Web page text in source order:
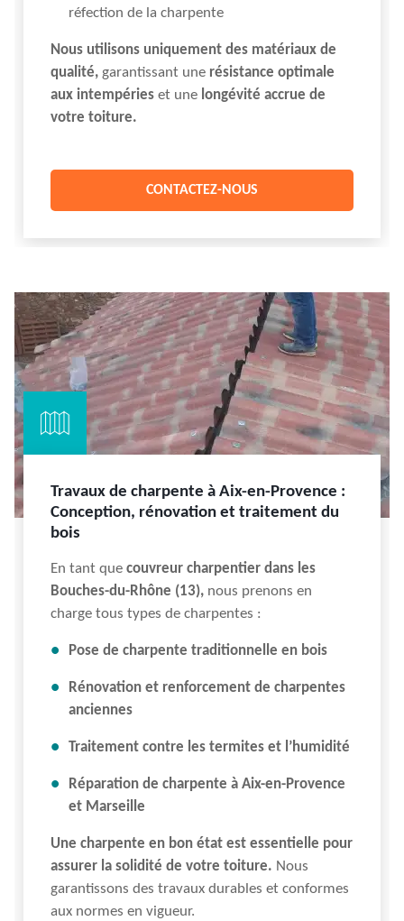
réfection de la charpente
Nous utilisons uniquement des matériaux de
qualité, garantissant une résistance optimale
aux intempéries et une longévité accrue de
votre toiture.
CONTACTEZ-NOUS
Travaux de charpente à Aix-en-Provence :
Conception, rénovation et traitement du
bois
En tant que couvreur charpentier dans les
Bouches-du-Rhône (13), nous prenons en
charge tous types de charpentes :
Pose de charpente traditionnelle en bois
Rénovation et renforcement de charpentes
anciennes
Traitement contre les termites et l’humidité
Réparation de charpente à Aix-en-Provence
et Marseille
Une charpente en bon état est essentielle pour
assurer la solidité de votre toiture. Nous
garantissons des travaux durables et conformes
aux normes en vigueur.